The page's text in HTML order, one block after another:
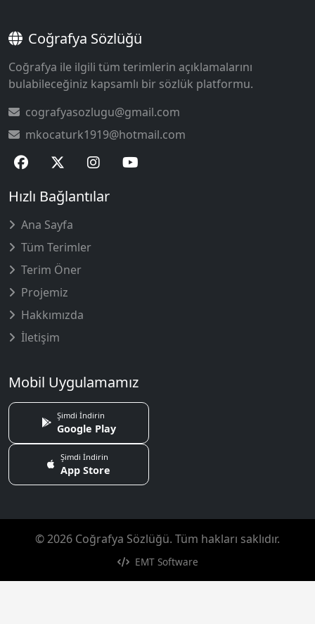
Coğrafya Sözlüğü
Coğrafya ile ilgili tüm terimlerin açıklamalarını
bulabileceğiniz kapsamlı bir sözlük platformu.
cografyasozlugu@gmail.com
mkocaturk1919@hotmail.com
Hızlı Bağlantılar
Ana Sayfa
Tüm Terimler
Terim Öner
Projemiz
Hakkımızda
İletişim
Mobil Uygulamamız
Şimdi İndirin
Google Play
Şimdi İndirin
App Store
© 2026 Coğrafya Sözlüğü. Tüm hakları saklıdır.
EMT Software